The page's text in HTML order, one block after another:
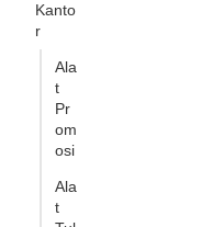
Kanto
r
Ala
t
Pr
om
osi
Ala
t